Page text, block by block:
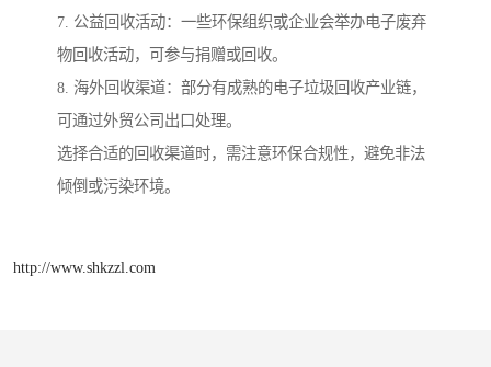
7. 公益回收活动：一些环保组织或企业会举办电子废弃
物回收活动，可参与捐赠或回收。
8. 海外回收渠道：部分有成熟的电子垃圾回收产业链，
可通过外贸公司出口处理。
选择合适的回收渠道时，需注意环保合规性，避免非法
倾倒或污染环境。
http://www.shkzzl.com